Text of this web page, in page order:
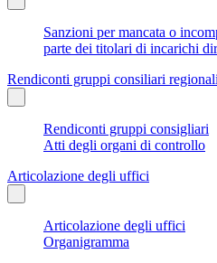
Sanzioni per mancata o
parte dei titolari di incarichi
Rendiconti gruppi consiliari
Rendiconti gruppi consigliari
Atti degli organi di controllo
Articolazione degli uffici
Articolazione degli uffici
Organigramma